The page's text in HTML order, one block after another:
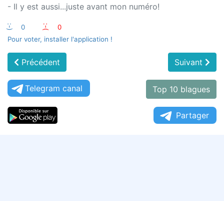
- Il y est aussi...juste avant mon numéro!
:-) 0 :-(
0
Pour voter, installer l'application !
Précédent Suivant
Telegram canal Top 10 blagues
Partager